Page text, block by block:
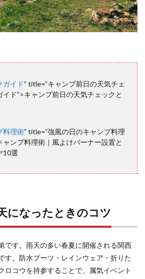
ガイド” title=”キャンプ前日の天気チェ
イド”>キャンプ前日の天気チェックと
料理術” title=”強風の日のキャンプ料理
ャンプ料理術｜風よけバーナー設置と
10選
になったときのコツ
です。雨天の多い春夏に開催される関西
す。防水ブーツ・レインウェア・折りた
ロコウを持参することで、属気イベント